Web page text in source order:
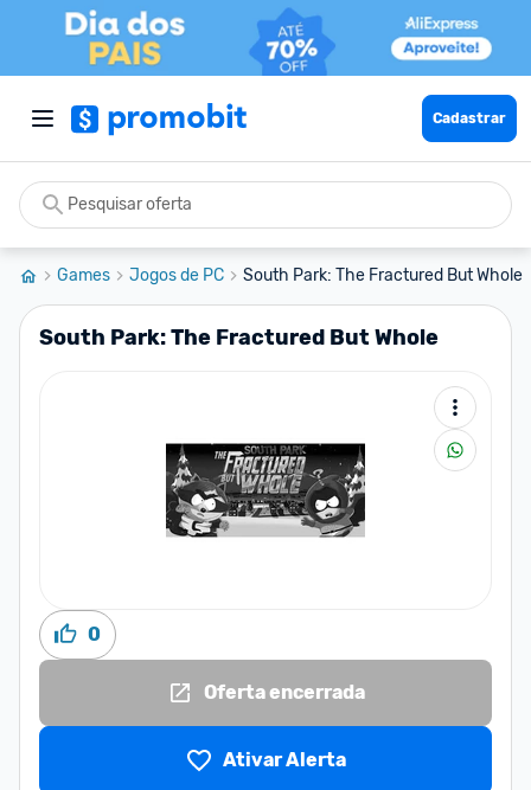
Cadastrar
Games Jogos de PC South Park: The Fractured But Whole
South Park: The Fractured But Whole
0
Oferta encerrada
Ativar Alerta